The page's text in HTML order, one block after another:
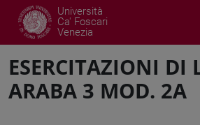
Università
Ca' Foscari
Venezia
ESERCITAZIONI DI
ARABA 3 MOD. 2A